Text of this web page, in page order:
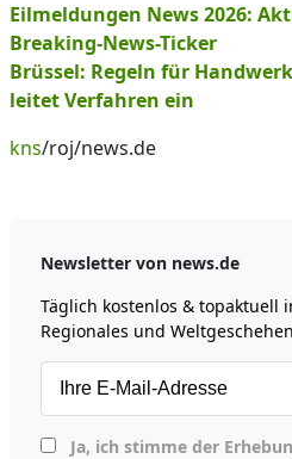
Eilmeldungen News 2026:
Breaking-News-Ticker
Brüssel: Regeln für
leitet Verfahren ein
kns/roj/news.de
Newsletter von news.de
Täglich kostenlos & topaktuell
Regionales und